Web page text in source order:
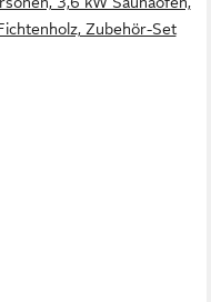
Zubehör-Set